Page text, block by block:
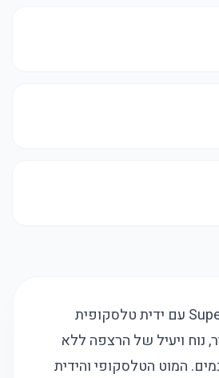
דלי הפלא Super Mop עם ידית טלסקופית
נוח ויעיל של הרצפה ללא
המוט הטלסקופי והידית